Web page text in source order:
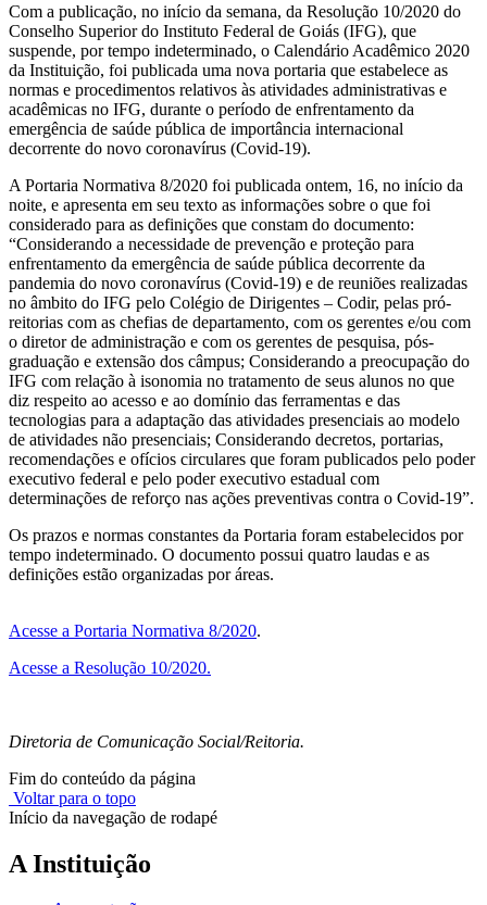
Com a publicação, no início da semana, da Resolução 10/2020 do
Conselho Superior do Instituto Federal de Goiás (IFG), que
suspende, por tempo indeterminado, o Calendário Acadêmico 2020
da Instituição, foi publicada uma nova portaria que estabelece as
normas e procedimentos relativos às atividades administrativas e
acadêmicas no IFG, durante o período de enfrentamento da
emergência de saúde pública de importância internacional
decorrente do novo coronavírus (Covid-19).
A Portaria Normativa 8/2020 foi publicada ontem, 16, no início da
noite, e apresenta em seu texto as informações sobre o que foi
considerado para as definições que constam do documento:
“Considerando a necessidade de prevenção e proteção para
enfrentamento da emergência de saúde pública decorrente da
pandemia do novo coronavírus (Covid-19) e de reuniões realizadas
no âmbito do IFG pelo Colégio de Dirigentes – Codir, pelas pró-
reitorias com as chefias de departamento, com os gerentes e/ou com
o diretor de administração e com os gerentes de pesquisa, pós-
graduação e extensão dos câmpus; Considerando a preocupação do
IFG com relação à isonomia no tratamento de seus alunos no que
diz respeito ao acesso e ao domínio das ferramentas e das
tecnologias para a adaptação das atividades presenciais ao modelo
de atividades não presenciais; Considerando decretos, portarias,
recomendações e ofícios circulares que foram publicados pelo poder
executivo federal e pelo poder executivo estadual com
determinações de reforço nas ações preventivas contra o Covid-19”.
Os prazos e normas constantes da Portaria foram estabelecidos por
tempo indeterminado. O documento possui quatro laudas e as
definições estão organizadas por áreas.
Acesse a Portaria Normativa 8/2020.
Acesse a Resolução 10/2020.
Diretoria de Comunicação Social/Reitoria.
Fim do conteúdo da página
Voltar para o topo
Início da navegação de rodapé
A Instituição